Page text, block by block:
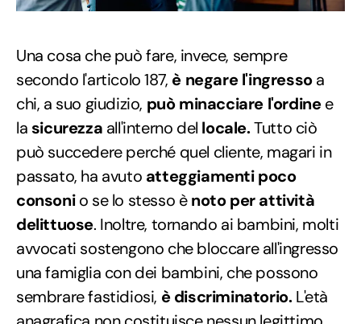
Una cosa che può fare, invece, sempre
secondo l'articolo 187, è negare l'ingressoa
chi, a suo giudizio, può minacciare l'ordinee
la sicurezza all'interno del locale.Tutto ciò
può succedere perché quel cliente, magari in
passato, ha avuto atteggiamenti poco
consonio se lo stesso ènoto per attività
delittuose. Inoltre, tornando ai bambini, molti
avvocati sostengono che bloccare all'ingresso
una famiglia con dei bambini, che possono
sembrare fastidiosi, è discriminatorio.L'età